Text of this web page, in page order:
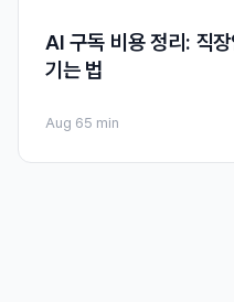
AI 구독 비용 정리: 직
기는 법
Aug 65 min